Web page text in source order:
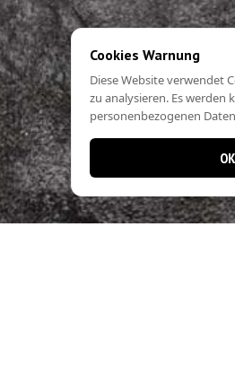
Cookies Warnung
Diese Website verwendet
zu analysieren. Es werden
personenbezogenen
OK